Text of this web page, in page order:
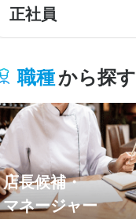
中国・四国
九州・沖縄
主要エリア
正社員
職種から探す
店長候補・
マネージャー